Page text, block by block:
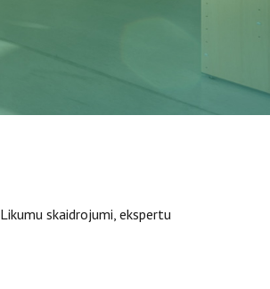
skaidrojumi, ekspertu